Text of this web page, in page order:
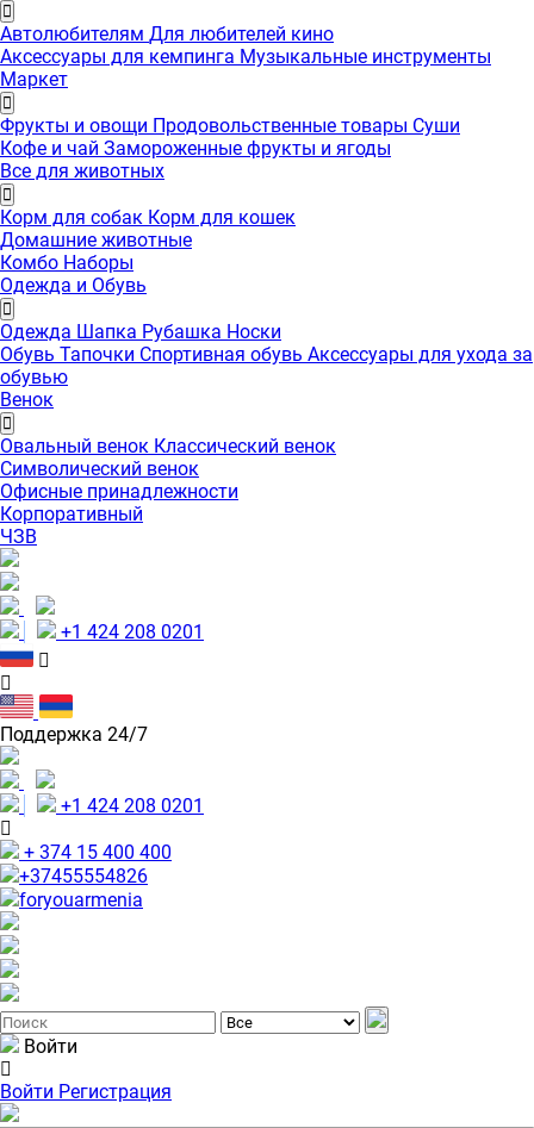
Автолюбителям Для любителей кино
Аксессуары для кемпинга Музыкальные инструменты
Маркет
Фрукты и овощи Продовольственные товары Суши
Кофе и чай Замороженные фрукты и ягоды
Все для животных
Корм для собак Корм для кошек
Домашние животные
Комбо Наборы
Одежда и Обувь
Одежда Шапка Рубашка Носки
Обувь Тапочки Спортивная обувь Аксессуары для ухода за
обувью
Венок
Овальный венок Классический венок
Символический венок
Офисные принадлежности
Корпоративный
ЧЗВ
+1 424 208 0201
Поддержка 24/7
+1 424 208 0201
+ 374 15 400 400
+37455554826
foryouarmenia
Войти
Войти Регистрация